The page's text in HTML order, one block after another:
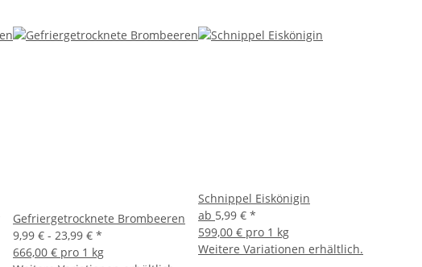
Gefriergetrocknete Brombeeren
9,99 € - 23,99 € *
666,00 € pro 1 kg
Schnippel Eiskönigin
ab 5,99 € *
599,00 € pro 1 kg
Weitere Variationen erhältlich.